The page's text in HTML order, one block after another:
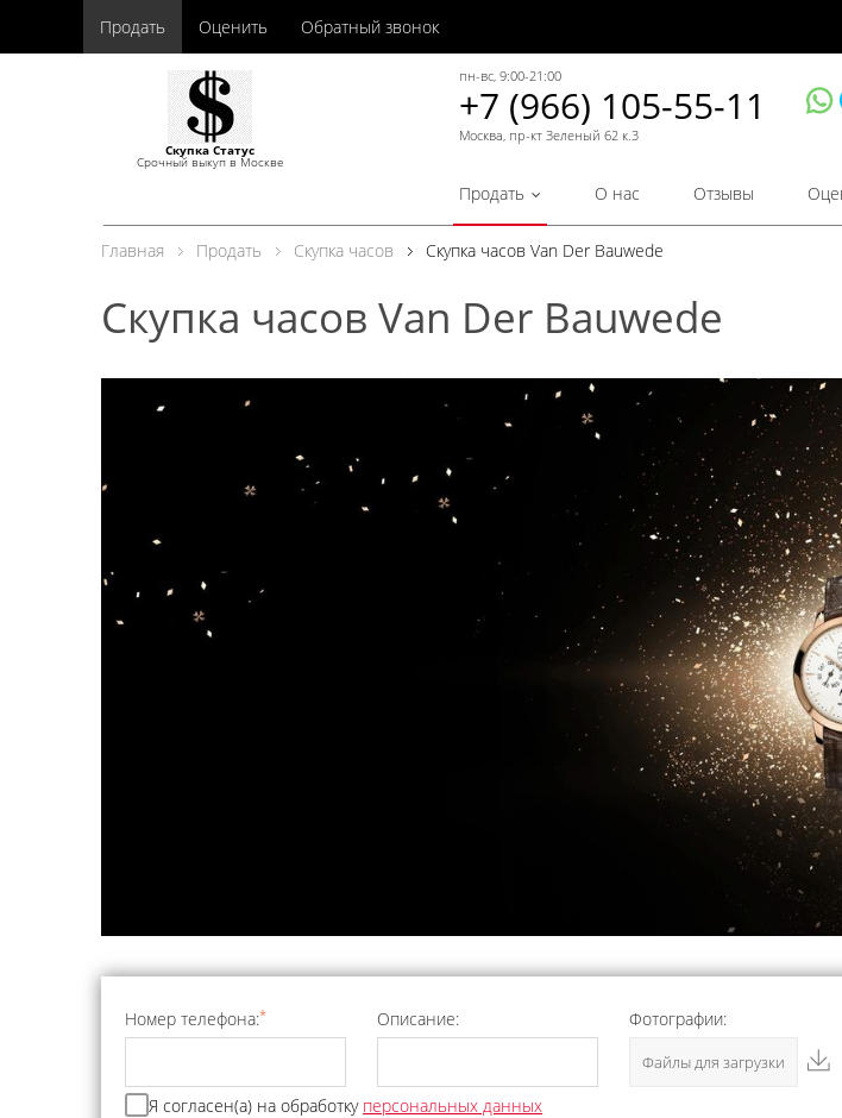
Продать Оценить Обратный звонок
Скупка Статус
Срочный выкуп в Москве
пн-вс, 9:00-21:00
+7 (966) 105-55-11
Москва, пр-кт Зеленый 62 к.3
Продать О нас Отзывы
Главная Продать Скупка часов Скупка часов Van Der Bauwede
Скупка часов Van Der Bauwede
Номер телефона:* Описание: Фотографии:
Файлы для загрузки
Я согласен(а) на обработку персональных данных